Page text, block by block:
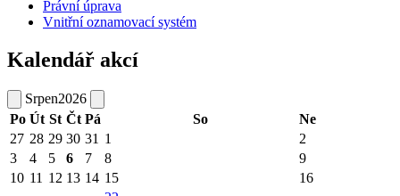
Právní úprava
Vnitřní oznamovací systém
Kalendář akcí
Srpen2026
Po Út St Čt Pá So
Ne
27 28 29 30 31 1
2
3
4 5 6 7 8
9
10 11 12 13 14 15 16